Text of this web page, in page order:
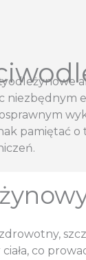
pamiętać o
co